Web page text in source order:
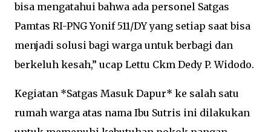
bisa mengatahui bahwa ada personel Satgas
Pamtas RI-PNG Yonif 511/DY yang setiap saat bisa
menjadi solusi bagi warga untuk berbagi dan
berkeluh kesah,” ucap Lettu Ckm Dedy P. Widodo.
Kegiatan *Satgas Masuk Dapur* ke salah satu
rumah warga atas nama Ibu Sutris ini dilakukan